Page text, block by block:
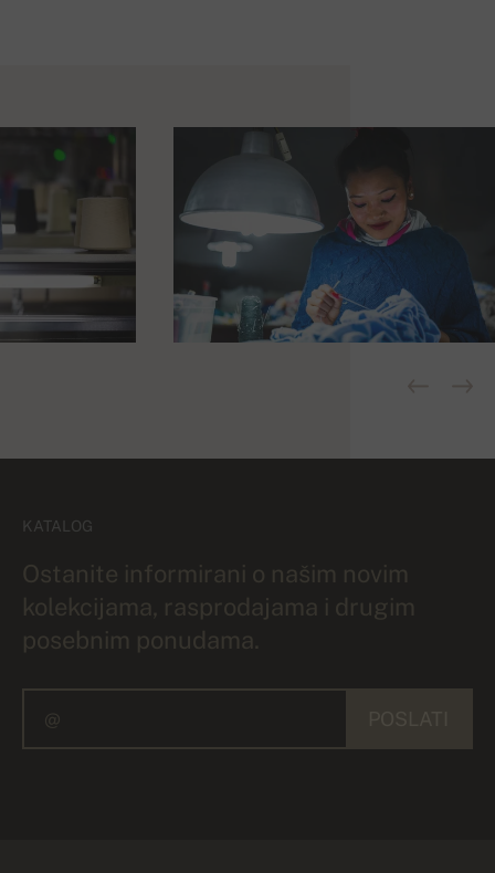
KATALOG
Ostanite informirani o našim novim
kolekcijama, rasprodajama i drugim
posebnim ponudama.